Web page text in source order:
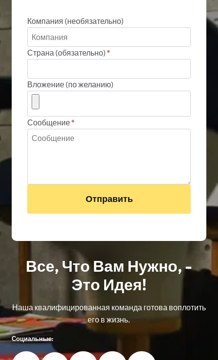
Компания (необязательно)
Страна (обязательно) *
Вложение (по желанию)
Сообщение*
Отправить
Все, Что Вам Нужно, -
Это Идея!
Наша квалифицированная команда готова воплотить
его в жизнь.
Социальные: